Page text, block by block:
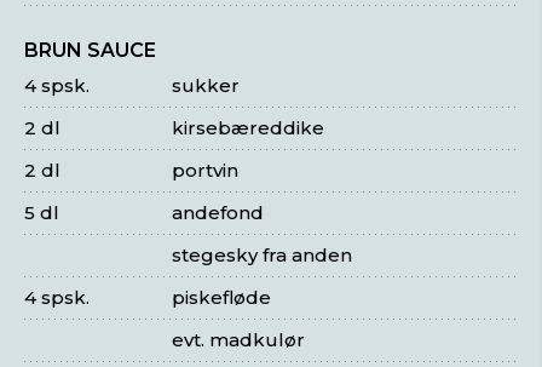
BRUN SAUCE
sukker
4 spsk.
kirsebæreddike
2 dl
portvin
2 dl
andefond
5 dl
stegesky fra anden
piskefløde
4 spsk.
evt. madkulør